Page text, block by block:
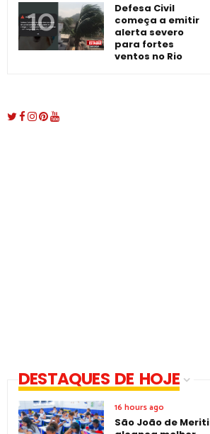
Defesa Civil
começa a emitir
alerta severo
para fortes
ventos no Rio
DESTAQUES DE HOJE
16 hours ago
São João de Meriti